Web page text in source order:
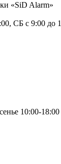
«SiD Alarm»
СБ с 9:00 до
10:00-18:00